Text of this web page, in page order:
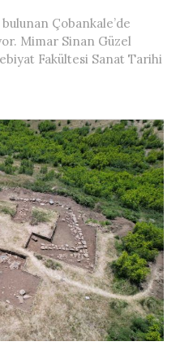
Çobankale’de
Mimar Sinan Güzel
Fakültesi Sanat Tarihi